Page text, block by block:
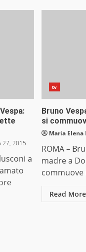
27, 2015
a
tv
Bruno
si
Maria Elena
ROMA –
madre a
commuove
Read More